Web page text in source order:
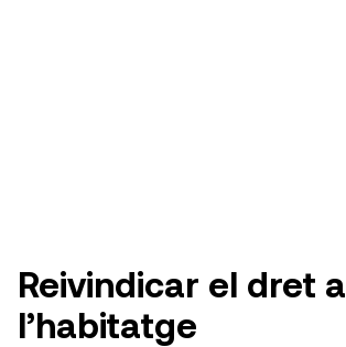
Reivindicar el dret a
l’habitatge